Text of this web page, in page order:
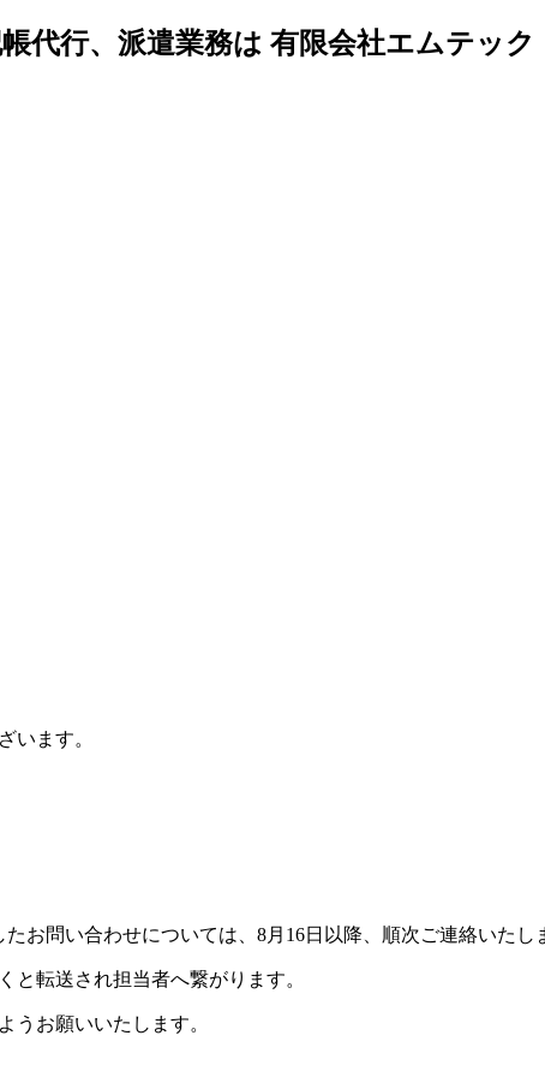
代行、派遣業務は 有限会社エムテッ
います。
お問い合わせについては、8月16日以降、順次ご連絡いたし
と転送され担当者へ繋がります。
うお願いいたします。